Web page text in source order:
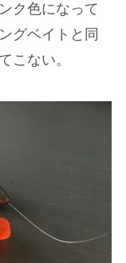
ク色になって
グベイトと同
こない。